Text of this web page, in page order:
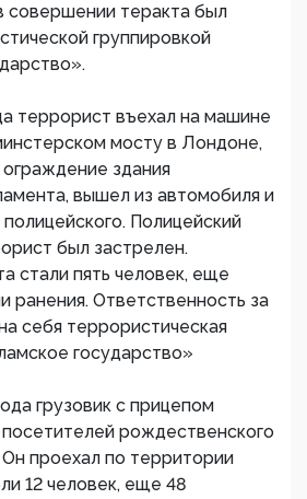
совершении теракта был
группировкой
террорист въехал на машине
мосту в Лондоне,
здания
вышел из автомобиля и
Полицейский
был застрелен.
стали пять человек, еще
ранения. Ответственность за
себя террористическая
государство»
грузовик с прицепом
рождественского
проехал по территории
12 человек, еще 48